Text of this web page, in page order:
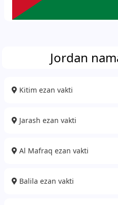
Jordan
Kitim ezan vakti
Jarash ezan vakti
Al Mafraq ezan vakti
Balila ezan vakti